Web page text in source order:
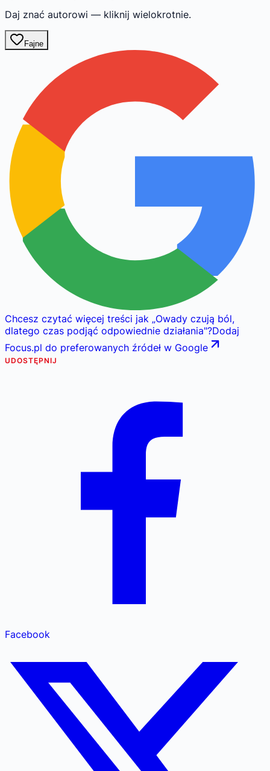
Daj znać autorowi — kliknij wielokrotnie.
Fajne
Chcesz czytać więcej treści jak „Owady czują ból,
dlatego czas podjąć odpowiednie działania"?Dodaj
Focus.pl do preferowanych źródeł w Google
UDOSTĘPNIJ
Facebook